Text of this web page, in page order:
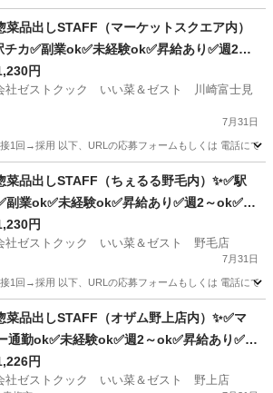
品出しSTAFF（マーケットスクエア内）
チカ✅副業ok✅未経験ok✅昇給あり✅週2～
養内ok
円
社ゼストクック いい菜＆ゼスト 川崎富士見
7月31日
1回→採用 以下、URLの応募フォームもしくは 電話にて
ッチン品出しSTAFF（ちぇるる野毛内）✨✅駅
副業ok✅未経験ok✅昇給あり✅週2～ok✅扶
円
社ゼストクック いい菜＆ゼスト 野毛店
7月31日
1回→採用 以下、URLの応募フォームもしくは 電話にて
ッチン品出しSTAFF（オザム野上店内）✨✅マ
通勤ok✅未経験ok✅週2～ok✅昇給あり✅扶
円
社ゼストクック いい菜＆ゼスト 野上店